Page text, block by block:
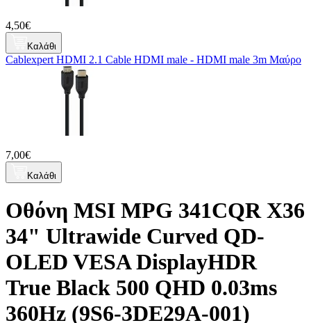
4,50€
Καλάθι
Cablexpert HDMI 2.1 Cable HDMI male - HDMI male 3m Μαύρο
7,00€
Καλάθι
Οθόνη MSI MPG 341CQR X36
34" Ultrawide Curved QD-
OLED VESA DisplayHDR
True Black 500 QHD 0.03ms
360Hz (9S6-3DE29A-001)